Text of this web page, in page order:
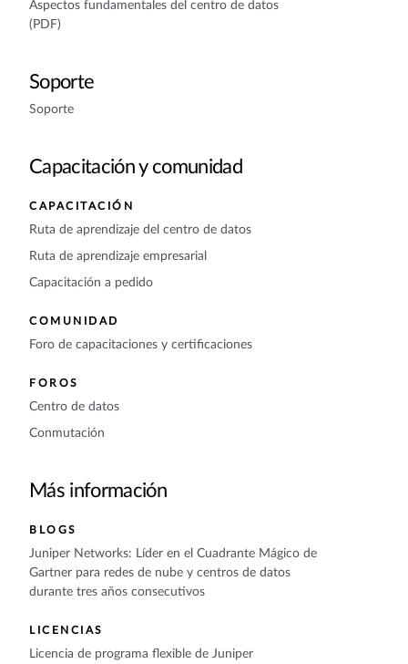
Aspectos fundamentales del centro de datos
(PDF)
Soporte
Soporte
Capacitación y comunidad
CAPACITACIÓN
Ruta de aprendizaje del centro de datos
Ruta de aprendizaje empresarial
Capacitación a pedido
COMUNIDAD
Foro de capacitaciones y certificaciones
FOROS
Centro de datos
Conmutación
Más información
BLOGS
Juniper Networks: Líder en el Cuadrante Mágico de
Gartner para redes de nube y centros de datos
durante tres años consecutivos
LICENCIAS
Licencia de programa flexible de Juniper